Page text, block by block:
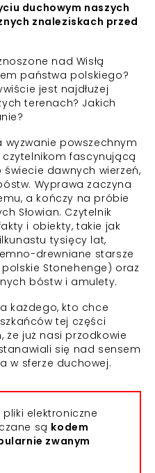
duchowym naszych
znaleziskach przed
nad Wisłą
państwa polskiego?
jest najdłużej
terenach? Jakich
wyzwanie powszechnym
fascynującą
dawnych wierzeń,
Wyprawa zaczyna
a kończy na próbie
Słowian. Czytelnik
i obiekty, takie jak
tysięcy lat,
drewniane starsze
Stonehenge) oraz
bóstw i amulety.
każdego, kto chce
tej części
że już nasi przodkowie
się nad sensem
w sferze duchowej.
elektroniczne
są kodem
zwanym